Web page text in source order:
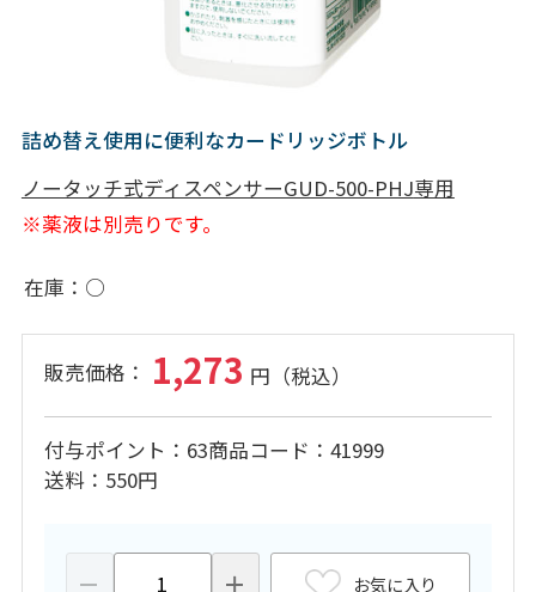
詰め替え使用に便利なカードリッジボトル
ノータッチ式ディスペンサーGUD-500-PHJ専用
※薬液は別売りです。
在庫 ○
1,273
付与ポイント 63商品コード
41999
送料
550円
お気に入り